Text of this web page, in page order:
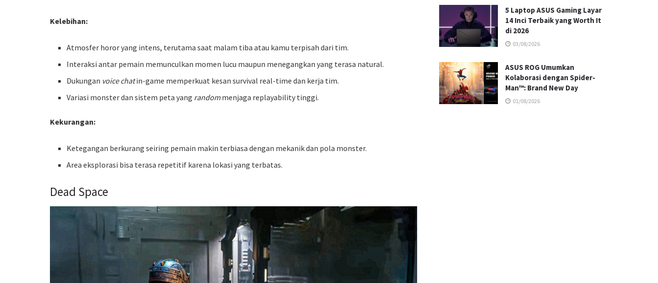
Kelebihan:
Atmosfer horor yang intens, terutama saat malam tiba atau kamu terpisah dari tim.
Interaksi antar pemain memunculkan momen lucu maupun menegangkan yang terasa natural.
Dukungan voice chatin-game memperkuat kesan survival real-time dan kerja tim.
Variasi monster dan sistem peta yang randommenjaga replayability tinggi.
Kekurangan:
Ketegangan berkurang seiring pemain makin terbiasa dengan mekanik dan pola monster.
Area eksplorasi bisa terasa repetitif karena lokasi yang terbatas.
Dead Space
5 Laptop ASUS Gaming Layar
14 Inci Terbaik yang Worth It
di 2026
03/08/2026
ASUS ROG Umumkan
Kolaborasi dengan Spider-
Man™: Brand New Day
01/08/2026